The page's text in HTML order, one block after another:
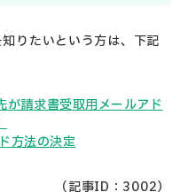
りたいという方は、下記
が請求書受取用メールアド
方法の決定
（記事ID：3002）